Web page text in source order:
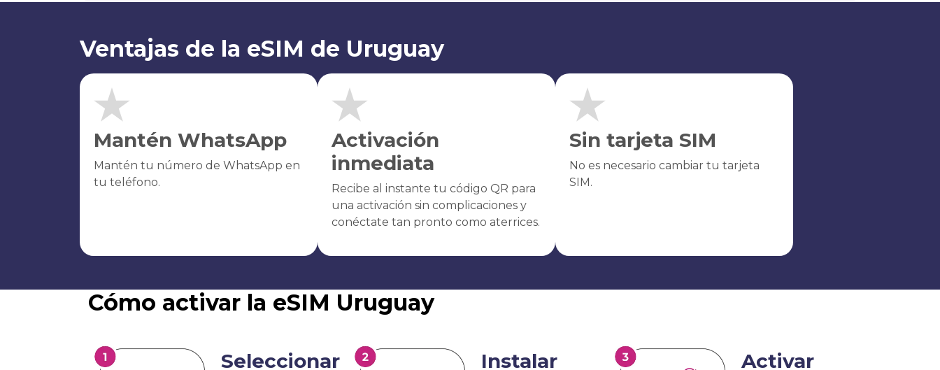
Ventajas de la eSIM de Uruguay
Mantén WhatsApp
Mantén tu número de WhatsApp en
tu teléfono.
Activación
inmediata
Recibe al instante tu código QR para
una activación sin complicaciones y
conéctate tan pronto como aterrices.
Sin tarjeta SIM
No es necesario cambiar tu tarjeta
SIM.
Cómo activar la eSIM Uruguay
Seleccionar
Instalar
Activar